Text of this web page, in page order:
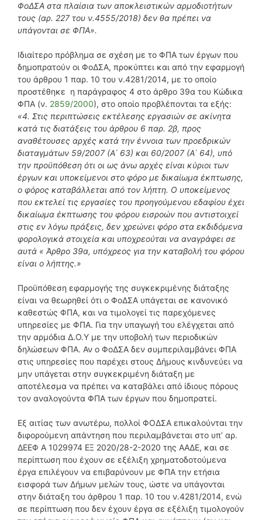
ΦοΔΣΑ στα πλαίσια των αποκλειστικών αρμοδιοτήτων
τους (αρ. 227 του ν.4555/2018) δεν θα πρέπει να
υπάγονται σε ΦΠΑ».
Ιδιαίτερο πρόβλημα σε σχέση με το ΦΠΑ των έργων που
δημοπρατούν οι ΦοΔΣΑ, προκύπτει και από την εφαρμογή
του άρθρου 1 παρ. 10 του ν.4281/2014, με το οποίο
προστέθηκε η παράγραφος 4 στο άρθρο 39α του Κώδικα
ΦΠΑ (ν. 2859/2000), στο οποίο προβλέπονται τα εξής:
«4. Στις περιπτώσεις εκτέλεσης εργασιών σε ακίνητα
κατά τις διατάξεις του άρθρου 6 παρ. 2β, προς
αναθέτουσες αρχές κατά την έννοια των προεδρικών
διαταγμάτων 59/2007 (Α΄ 63) και 60/2007 (Α΄ 64), υπό
την προϋπόθεση ότι οι ως άνω αρχές είναι κύριοι των
έργων και υποκείμενοι στο φόρο με δικαίωμα έκπτωσης,
ο φόρος καταβάλλεται από τον λήπτη. Ο υποκείμενος
που εκτελεί τις εργασίες του προηγούμενου εδαφίου έχει
δικαίωμα έκπτωσης του φόρου εισροών που αντιστοιχεί
στις εν λόγω πράξεις, δεν χρεώνει φόρο στα εκδιδόμενα
φορολογικά στοιχεία και υποχρεούται να αναγράφει σε
αυτά « Άρθρο 39α, υπόχρεος για την καταβολή του φόρου
είναι ο λήπτης.»
Προϋπόθεση εφαρμογής της συγκεκριμένης διάταξης
είναι να θεωρηθεί ότι ο ΦοΔΣΑ υπάγεται σε κανονικό
καθεστώς ΦΠΑ, και να τιμολογεί τις παρεχόμενες
υπηρεσίες με ΦΠΑ. Για την υπαγωγή του ελέγχεται από
την αρμόδια Δ.Ο.Υ με την υποβολή των περιοδικών
δηλώσεων ΦΠΑ. Αν ο ΦοΔΣΑ δεν συμπεριλαμβάνει ΦΠΑ
στις υπηρεσίες που παρέχει στους Δήμους κινδυνεύει να
μην υπάγεται στην συγκεκριμένη διάταξη με
αποτέλεσμα να πρέπει να καταβάλει από ίδιους πόρους
τον αναλογούντα ΦΠΑ των έργων που δημοπρατεί.
Εξ αιτίας των ανωτέρω, πολλοί ΦΟΔΣΑ επικαλούνται την
διφορούμενη απάντηση που περιλαμβάνεται στο υπ’ αρ.
ΔΕΕΦ Α 1029974 ΕΞ 2020/28-2-2020 της ΑΑΔΕ, και σε
περίπτωση που έχουν σε εξέλιξη χρηματοδοτούμενα
έργα επιλέγουν να επιβαρύνουν με ΦΠΑ την ετήσια
εισφορά των Δήμων μελών τους, ώστε να υπάγονται
στην διάταξη του άρθρου 1 παρ. 10 του ν.4281/2014, ενώ
σε περίπτωση που δεν έχουν έργα σε εξέλιξη τιμολογούν